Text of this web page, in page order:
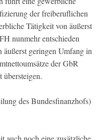
der freiberuflichen
Tätigkeit von äußerst
nunmehr entschieden
äußerst geringen Umfang in
der GbR
des Bundesfinanzhofs)